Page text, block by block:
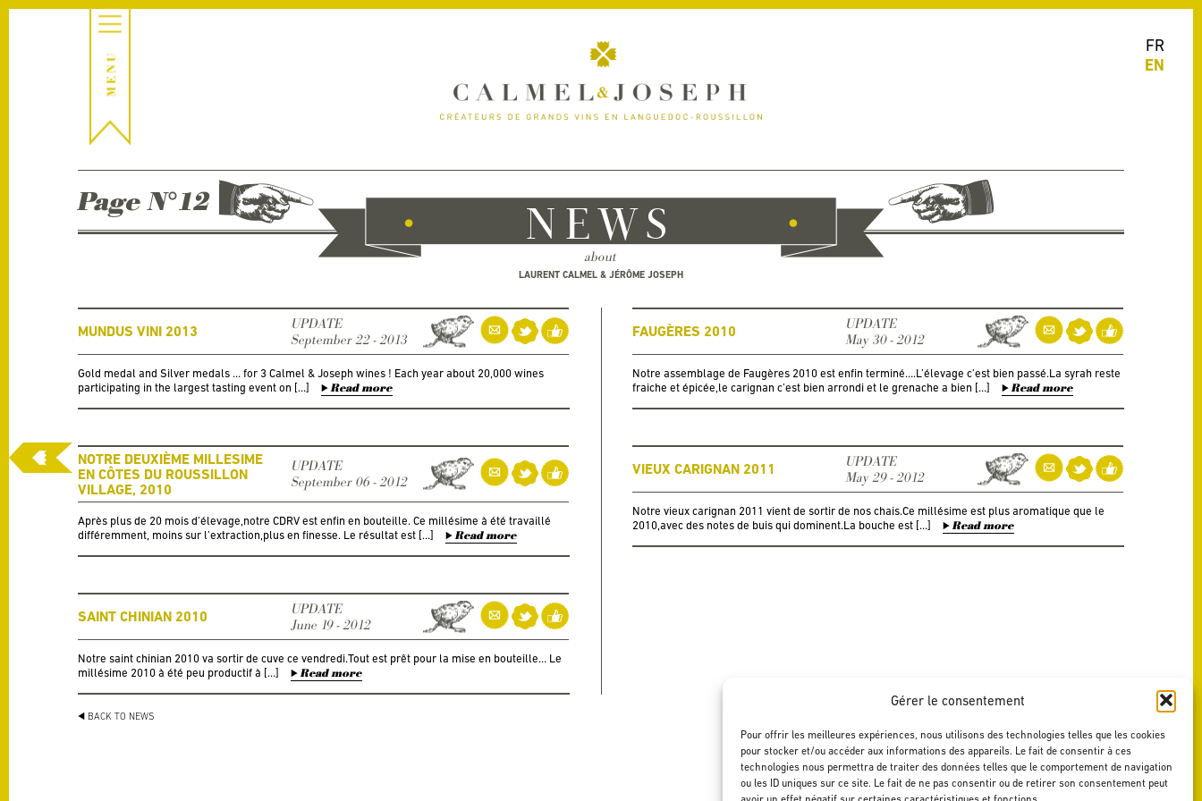
Gérer le consentement
Pour offrir les meilleures expériences, nous utilisons des technologies telles que les cookies
pour stocker et/ou accéder aux informations des appareils. Le fait de consentir à ces
technologies nous permettra de traiter des données telles que le comportement de navigation
ou les ID uniques sur ce site. Le fait de ne pas consentir ou de retirer son consentement peut
FR
EN
NEWS
about
LAURENT CALMEL & JÉRÔME JOSEPH
Page N°12
MUNDUS VINI 2013
UPDATE
September 22 - 2013
Gold medal and Silver medals … for 3 Calmel & Joseph wines ! Each year about 20,000 wines
participating in the largest tasting event on […]
Read more
NOTRE DEUXIÈME MILLESIME
EN CÔTES DU ROUSSILLON
VILLAGE, 2010
UPDATE
September 06 - 2012
Après plus de 20 mois d’élevage,notre CDRV est enfin en bouteille. Ce millésime à été travaillé
différemment, moins sur l’extraction,plus en finesse. Le résultat est […]
Read more
SAINT CHINIAN 2010
UPDATE
June 19 - 2012
Notre saint chinian 2010 va sortir de cuve ce vendredi.Tout est prêt pour la mise en bouteille… Le
millésime 2010 à été peu productif à […]
Read more
FAUGÈRES 2010
UPDATE
May 30 - 2012
Notre assemblage de Faugères 2010 est enfin terminé….L’élevage c’est bien passé.La syrah reste
fraiche et épicée,le carignan c’est bien arrondi et le grenache a bien […]
Read more
VIEUX CARIGNAN 2011
UPDATE
May 29 - 2012
Notre vieux carignan 2011 vient de sortir de nos chais.Ce millésime est plus aromatique que le
2010,avec des notes de buis qui dominent.La bouche est […]
Read more
BACK TO NEWS